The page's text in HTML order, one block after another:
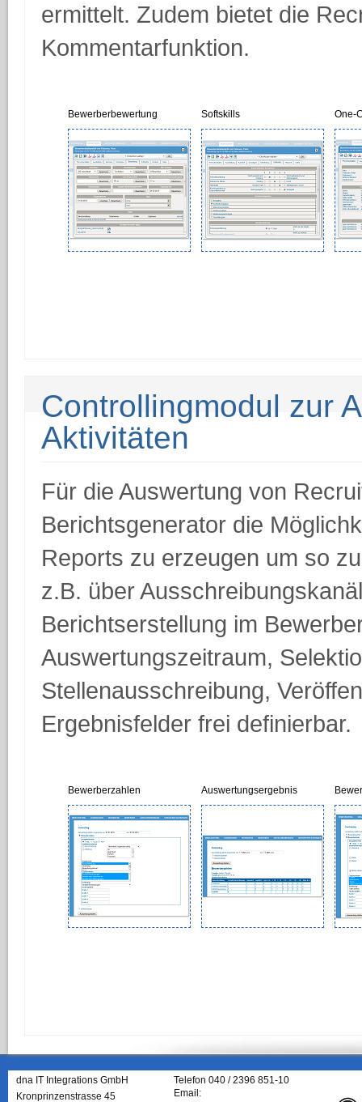
ermittelt. Zudem bietet die
Kommentarfunktion.
Bewerberbewertung Softskills One-
Controllingmodul zur
Aktivitäten
Für die Auswertung von
Berichtsgenerator die
Reports zu erzeugen um so
z.B. über
Berichtserstellung im
Auswertungszeitraum,
Stellenausschreibung,
Ergebnisfelder frei definierbar.
Bewerberzahlen Auswertungsergebnis
dna IT Integrations GmbH
Kronprinzenstrasse 45
Telefon 040 / 2396 851-10
Email: